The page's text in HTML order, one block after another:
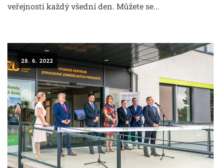
veřejnosti každý všední den. Můžete se...
28. 6. 2022